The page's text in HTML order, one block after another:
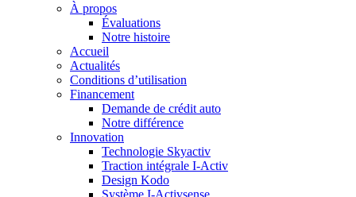
À propos
Évaluations
Notre histoire
Accueil
Actualités
Conditions d’utilisation
Financement
Demande de crédit auto
Notre différence
Innovation
Technologie Skyactiv
Traction intégrale I-Activ
Design Kodo
Système I-Activsense